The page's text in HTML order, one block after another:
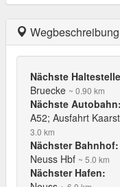
Wegbeschreibung
Nächste
Bruecke ~ 0.90 km
Nächste Autobahn:
A52; Ausfahrt
3.0 km
Nächster Bahnhof:
Neuss Hbf ~ 5.0 km
Nächster Hafen: